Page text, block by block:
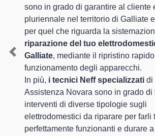
sono in grado di garantire al cliente
pluriennale nel territorio di Galliate
per quel che riguarda la
riparazione del tuo
Galliate, mediante il ripristino
funzionamento degli apparecchi.
In più, i tecnici Neff specializzati di
Assistenza Novara sono in grado di
interventi di diverse tipologie sugli
elettrodomestici da riparare per farli
perfettamente funzionanti e durare
Previous